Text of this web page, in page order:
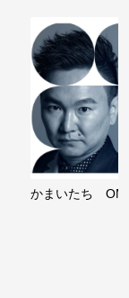
かまいたち